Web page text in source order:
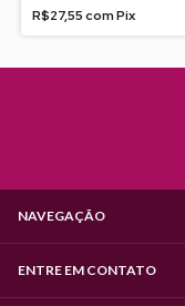
R$27,55comPix
NAVEGAÇÃO
ENTRE EM CONTATO